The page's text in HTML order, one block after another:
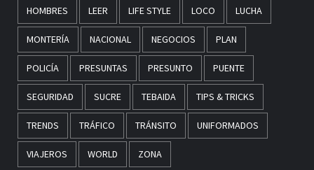
HOMBRES LEER LIFE STYLE LOCO LUCHA
MONTERÍA NACIONAL NEGOCIOS PLAN
POLICÍA PRESUNTAS PRESUNTO PUENTE
SEGURIDAD SUCRE TEBAIDA TIPS & TRICKS
TRENDS TRÁFICO TRÁNSITO UNIFORMADOS
VIAJEROS WORLD ZONA